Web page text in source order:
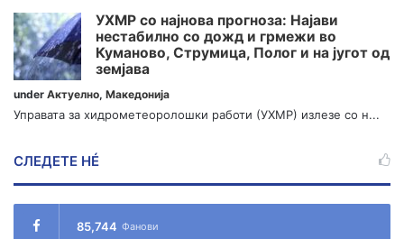
УХМР со најнова прогноза: Најави
нестабилно со дожд и грмежи во
Куманово, Струмица, Полог и на југот од
земјава
under Актуелно, Македонија
Управата за хидрометеоролошки работи (УХМР) излезе со н...
СЛЕДЕТЕ НÉ
85,744 Фанови